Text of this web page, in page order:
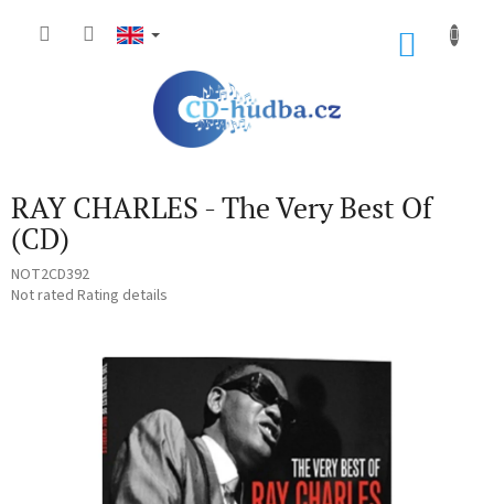
RAY CHARLES - The Very Best Of
(CD)
NOT2CD392
The
Not rated Rating details